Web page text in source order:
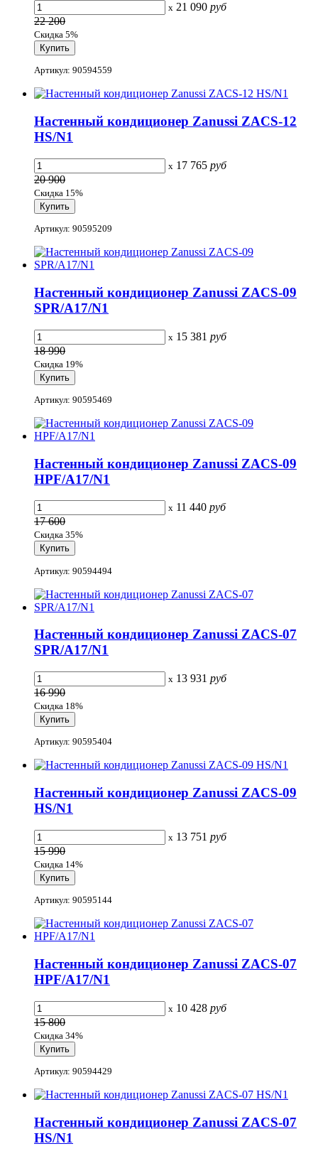
x 21 090 руб
22 200
Скидка 5%
Артикул: 90594559
Настенный кондиционер Zanussi ZACS-12
HS/N1
x 17 765 руб
20 900
Скидка 15%
Артикул: 90595209
Настенный кондиционер Zanussi ZACS-09
SPR/A17/N1
x 15 381 руб
18 990
Скидка 19%
Артикул: 90595469
Настенный кондиционер Zanussi ZACS-09
HPF/A17/N1
x 11 440 руб
17 600
Скидка 35%
Артикул: 90594494
Настенный кондиционер Zanussi ZACS-07
SPR/A17/N1
x 13 931 руб
16 990
Скидка 18%
Артикул: 90595404
Настенный кондиционер Zanussi ZACS-09
HS/N1
x 13 751 руб
15 990
Скидка 14%
Артикул: 90595144
Настенный кондиционер Zanussi ZACS-07
HPF/A17/N1
x 10 428 руб
15 800
Скидка 34%
Артикул: 90594429
Настенный кондиционер Zanussi ZACS-07
HS/N1